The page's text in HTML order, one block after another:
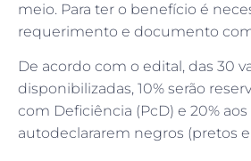
meio. Para ter o benefício é
requerimento e documento
De acordo com o edital, das 30
disponibilizadas, 10% serão
com Deficiência (PcD) e 20%
autodeclararem negros (pretos